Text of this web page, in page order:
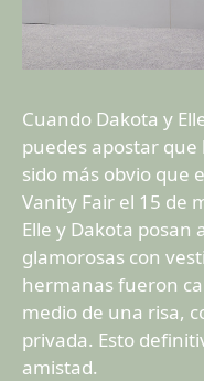
Cuando Dakota y
puedes apostar
sido más obvio que
Vanity Fair el 15 de
Elle y Dakota posan
glamorosas con
hermanas fueron
medio de una risa,
privada. Esto
amistad.